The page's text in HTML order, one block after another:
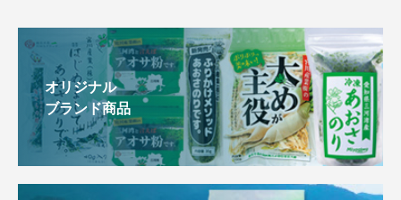
オリジナル
ブランド商品